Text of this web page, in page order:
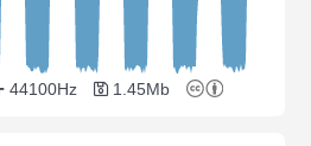
44100Hz 1.45Mb